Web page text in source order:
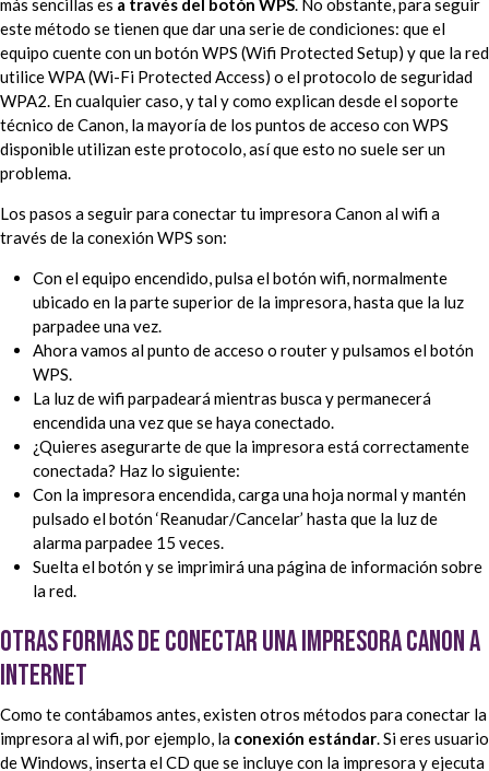
más sencillas es a través del botón WPS. No obstante, para seguir
este método se tienen que dar una serie de condiciones: que el
equipo cuente con un botón WPS (Wifi Protected Setup) y que la red
utilice WPA (Wi-Fi Protected Access) o el protocolo de seguridad
WPA2. En cualquier caso, y tal y como explican desde el soporte
técnico de Canon, la mayoría de los puntos de acceso con WPS
disponible utilizan este protocolo, así que esto no suele ser un
problema.
Los pasos a seguir para conectar tu impresora Canon al wifi a
través de la conexión WPS son:
Con el equipo encendido, pulsa el botón wifi, normalmente
ubicado en la parte superior de la impresora, hasta que la luz
parpadee una vez.
Ahora vamos al punto de acceso o router y pulsamos el botón
WPS.
La luz de wifi parpadeará mientras busca y permanecerá
encendida una vez que se haya conectado.
¿Quieres asegurarte de que la impresora está correctamente
conectada? Haz lo siguiente:
Con la impresora encendida, carga una hoja normal y mantén
pulsado el botón ‘Reanudar/Cancelar’ hasta que la luz de
alarma parpadee 15 veces.
Suelta el botón y se imprimirá una página de información sobre
la red.
Otras formas de conectar una impresora Canon a
Internet
Como te contábamos antes, existen otros métodos para conectar la
impresora al wifi, por ejemplo, la conexión estándar. Si eres usuario
de Windows, inserta el CD que se incluye con la impresora y ejecuta